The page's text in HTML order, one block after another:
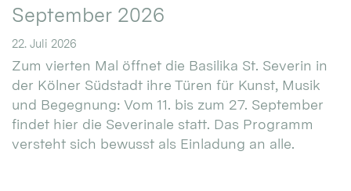
September 2026
22. Juli 2026
Zum vierten Mal öffnet die Basilika St. Severin in
der Kölner Südstadt ihre Türen für Kunst, Musik
und Begegnung: Vom 11. bis zum 27. September
findet hier die Severinale statt. Das Programm
versteht sich bewusst als Einladung an alle.